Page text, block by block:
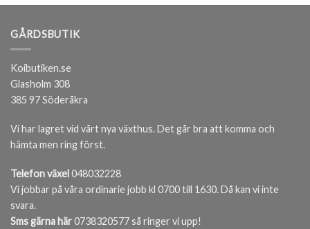
GÅRDSBUTIK
Koibutiken.se
Glasholm 308
385 97 Söderåkra
Vi har lagret vid vårt nya växthus. Det går bra att komma och
hämta men ring först.
Telefon växel048032228
Vi jobbar på våra ordinarie jobb kl 0700 till 1630. Då kan vi inte
svara.
Sms gärna här0738320577 så ringer vi upp!